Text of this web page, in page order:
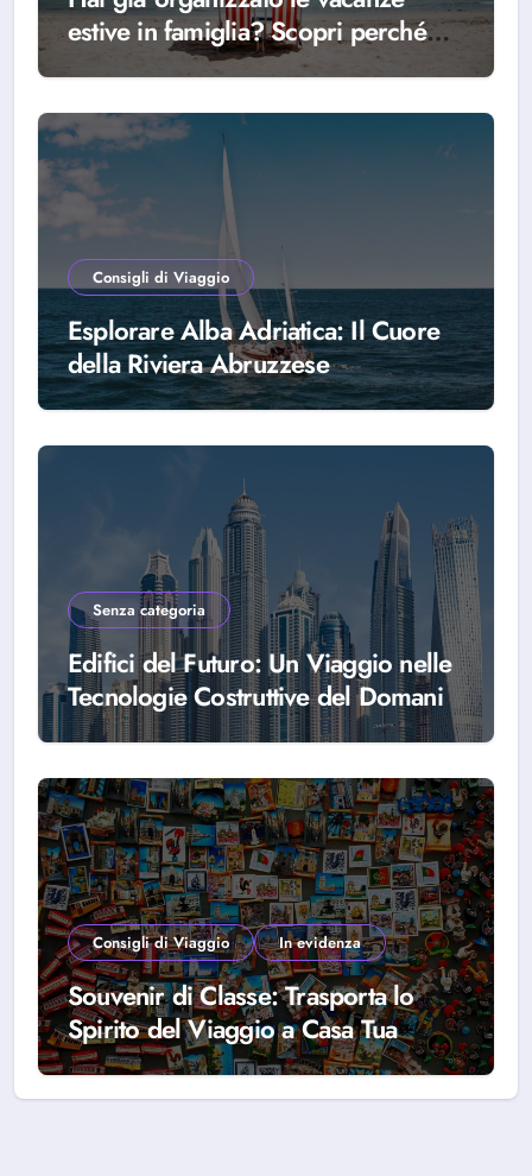
estive in famiglia? Scopri perché
scegliere Alba Adriatica
Consigli di Viaggio
Esplorare Alba Adriatica: Il Cuore
della Riviera Abruzzese
Senza categoria
Edifici del Futuro: Un Viaggio nelle
Tecnologie Costruttive del Domani
Consigli di Viaggio In evidenza
Souvenir di Classe: Trasporta lo
Spirito del Viaggio a Casa Tua